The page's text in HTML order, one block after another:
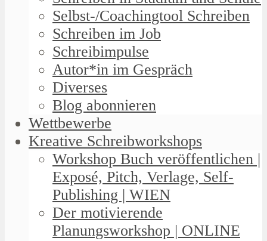
Selbst-/Coachingtool Schreiben
Schreiben im Job
Schreibimpulse
Autor*in im Gespräch
Diverses
Blog abonnieren
Wettbewerbe
Kreative Schreibworkshops
Workshop Buch veröffentlichen |
Exposé, Pitch, Verlage, Self-
Publishing | WIEN
Der motivierende
Planungsworkshop | ONLINE